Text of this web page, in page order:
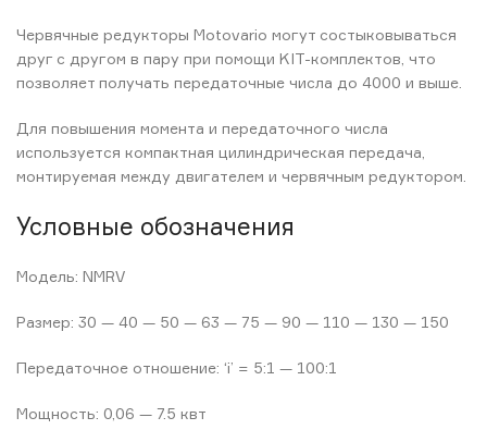
Червячные редукторы Motovario могут состыковываться
друг с другом в пару при помощи KIT-комплектов, что
позволяет получать передаточные числа до 4000 и выше.
Для повышения момента и передаточного числа
используется компактная цилиндрическая передача,
монтируемая между двигателем и червячным редуктором.
Условные обозначения
Модель: NMRV
Размер: 30 — 40 — 50 — 63 — 75 — 90 — 110 — 130 — 150
Передаточное отношение: ‘i’ = 5:1 — 100:1
Мощность: 0,06 — 7.5 квт